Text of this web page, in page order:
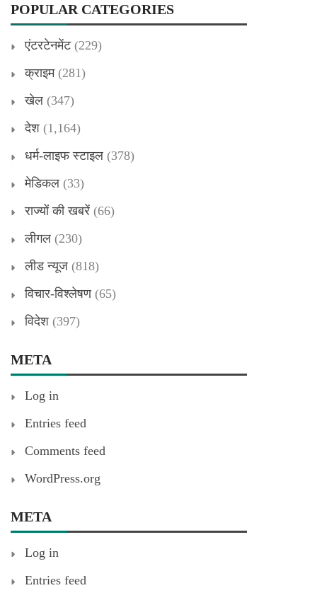
POPULAR CATEGORIES
एंटरटेनमेंट(229)
क्राइम(281)
खेल (347)
देश (1,164)
धर्म-लाइफ स्टाइल (378)
मेडिकल (33)
राज्यों की खबरें (66)
लीगल (230)
लीड न्यूज (818)
विचार-विश्लेषण(65)
विदेश (397)
META
Log in
Entries feed
Comments feed
WordPress.org
META
Log in
Entries feed